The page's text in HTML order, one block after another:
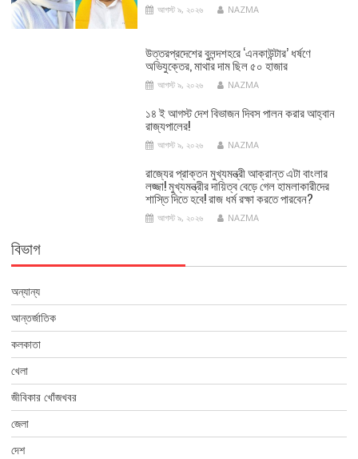
আগস্ট ৯, ২০২৬ NAZMA
উত্তরপ্রদেশের বুলন্দশহরে ‘এনকাউন্টার’ ধর্ষণে
অভিযুক্তের, মাথার দাম ছিল ৫০ হাজার
আগস্ট ৯, ২০২৬ NAZMA
১৪ ই আগস্ট দেশ বিভাজন দিবস পালন করার আহ্বান
রাজ্যপালের!
আগস্ট ৯, ২০২৬ NAZMA
রাজ্যের প্রাক্তন মুখ্যমন্ত্রী আক্রান্ত এটা বাংলার
লজ্জা! মুখ্যমন্ত্রীর দায়িত্ব বেড়ে গেল হামলাকারীদের
শাস্তি দিতে হবে! রাজ ধর্ম রক্ষা করতে পারবেন?
আগস্ট ৯, ২০২৬ NAZMA
বিভাগ
অন্যান্য
আন্তর্জাতিক
কলকাতা
খেলা
জীবিকার খোঁজখবর
জেলা
দেশ